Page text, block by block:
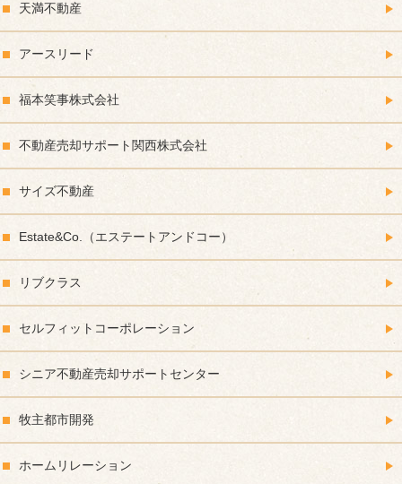
天満不動産
アースリード
福本笑事株式会社
不動産売却サポート関西株式会社
サイズ不動産
Estate&Co.（エステートアンドコー）
リブクラス
セルフィットコーポレーション
シニア不動産売却サポートセンター
牧主都市開発
ホームリレーション